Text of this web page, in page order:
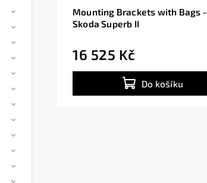
Mounting Brackets with Bags -
Skoda Superb II
16 525 Kč
Do košíku